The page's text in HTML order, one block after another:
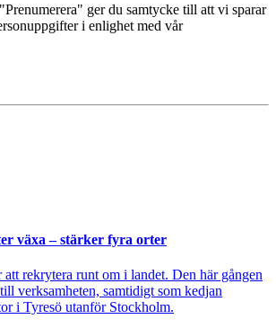
ger du samtycke till att vi sparar
i enlighet med vår
växa – stärker fyra orter
rekrytera runt om i landet. Den här gången
verksamheten, samtidigt som kedjan
i Tyresö utanför Stockholm.